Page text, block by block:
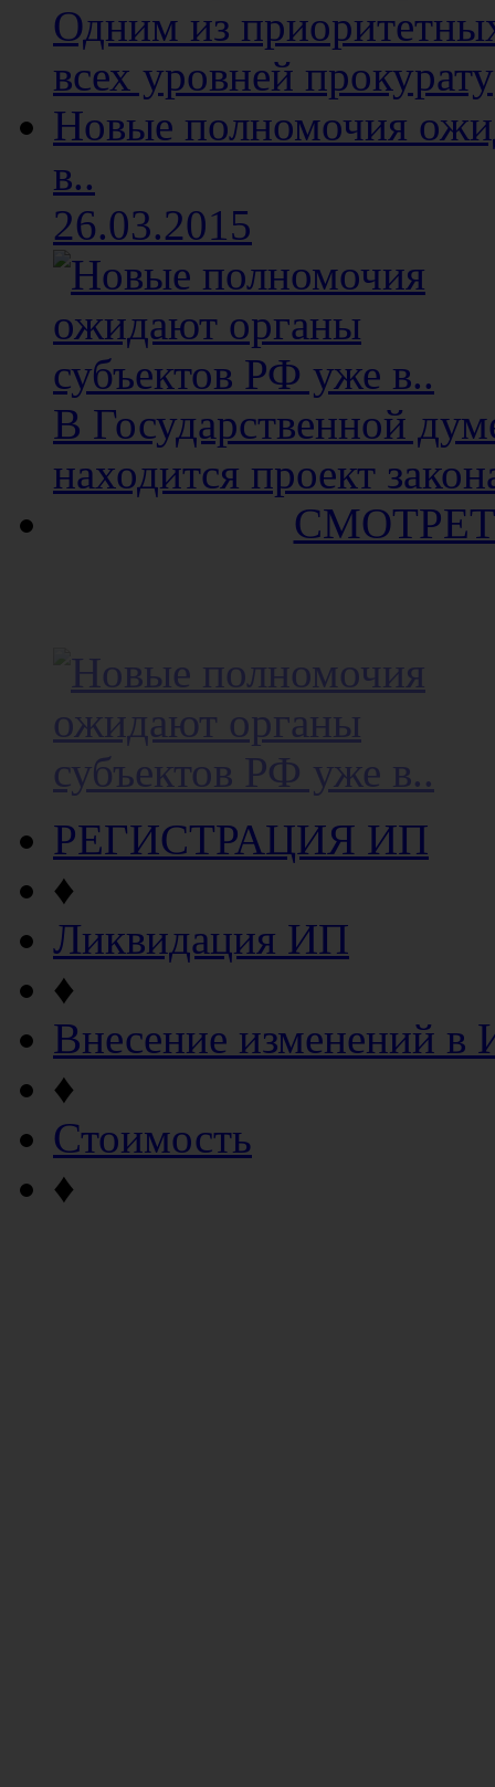
Одним из
всех уровней
Новые полномочия
в..
26.03.2015
В Государственной
находится проект
РЕГИСТРАЦИЯ ИП
♦
Ликвидация ИП
♦
Внесение изменений в
♦
Стоимость
♦